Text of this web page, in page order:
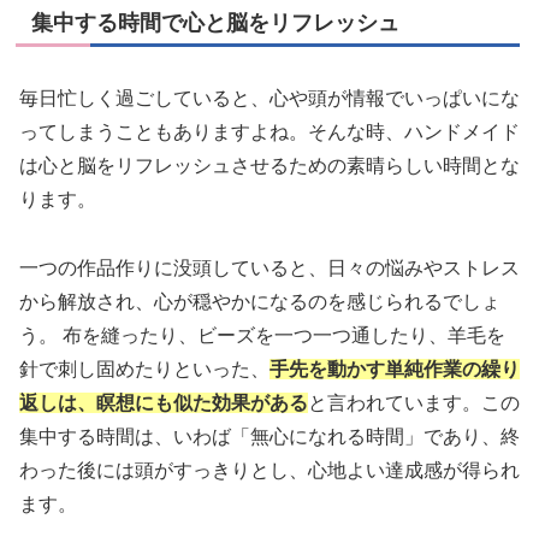
集中する時間で心と脳をリフレッシュ
毎日忙しく過ごしていると、心や頭が情報でいっぱいにな
ってしまうこともありますよね。そんな時、ハンドメイド
は心と脳をリフレッシュさせるための素晴らしい時間とな
ります。
一つの作品作りに没頭していると、日々の悩みやストレス
から解放され、心が穏やかになるのを感じられるでしょ
う。 布を縫ったり、ビーズを一つ一つ通したり、羊毛を
針で刺し固めたりといった、 手先を動かす単純作業の繰り
返しは、瞑想にも似た効果があると言われています。この
集中する時間は、いわば「無心になれる時間」であり、終
わった後には頭がすっきりとし、心地よい達成感が得られ
ます。